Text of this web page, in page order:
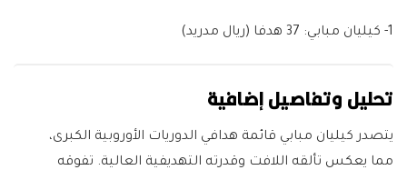
1- كيليان مبابي:
تحليل وتفاصيل إضافية
يتصدر كيليان مبابي قائمة هدافي الدوريات الأوروبية الكبرى،
مما يعكس تألقه اللافت وقدرته التهديفية العالية. تفوقه